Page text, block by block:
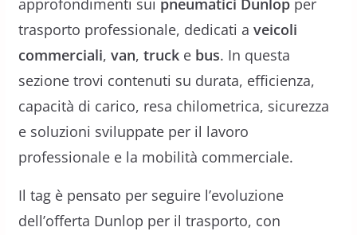
approfondimenti sui pneumatici Dunlopper
trasporto professionale, dedicati a veicoli
commerciali, van, trucke bus. In questa
sezione trovi contenuti su durata, efficienza,
capacità di carico, resa chilometrica, sicurezza
e soluzioni sviluppate per il lavoro
professionale e la mobilità commerciale.
Il tag è pensato per seguire l’evoluzione
dell’offerta Dunlop per il trasporto, con